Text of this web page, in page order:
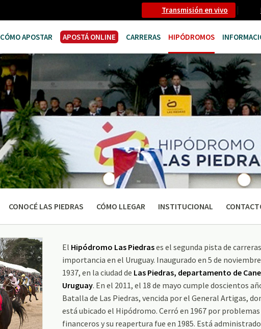
Transmisión en vivo
CÓMO APOSTAR APOSTÁ ONLINE CARRERAS HIPÓDROMOS
CONOCÉ LAS PIEDRAS CÓMO LLEGAR INSTITUCIONAL
El Hipódromo Las Piedrases el segunda pista de
importancia en el Uruguay. Inaugurado en 5 de
1937, en la ciudad de Las Piedras, departamento de
Uruguay. En el 2011, el 18 de mayo cumple doscientos
Batalla de Las Piedras, vencida por el General Artigas,
está ubicado el Hipódromo. Cerró en 1967 por problemas
financeros y su reapertura fue en 1985. Está